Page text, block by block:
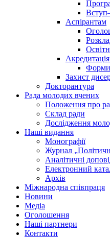
Аспірантам
Форми
Захист
Докторантура
Рада молодих вчених
Положення про
Склад ради
Дослідження
Наші видання
Монографії
Журнал
Аналітичні
Електронний
Архів
Міжнародна співпраця
Новини
Медіa
Оголошення
Наші партнери
Контакти